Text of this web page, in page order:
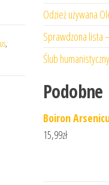
,
Odzież używana
Sprawdzona lista
Ślub
Podobne
Boiron
15,99zł